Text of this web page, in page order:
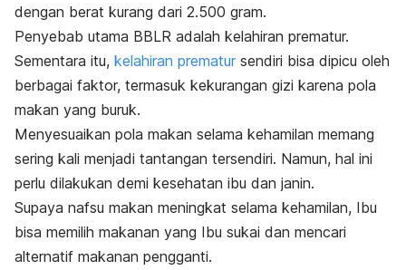
dengan berat kurang dari 2.500 gram.
Penyebab utama BBLR adalah kelahiran prematur.
Sementara itu, kelahiran prematur sendiri bisa dipicu oleh
berbagai faktor, termasuk kekurangan gizi karena pola
makan yang buruk.
Menyesuaikan pola makan selama kehamilan memang
sering kali menjadi tantangan tersendiri. Namun, hal ini
perlu dilakukan demi kesehatan ibu dan janin.
Supaya nafsu makan meningkat selama kehamilan, Ibu
bisa memilih makanan yang Ibu sukai dan mencari
alternatif makanan pengganti.